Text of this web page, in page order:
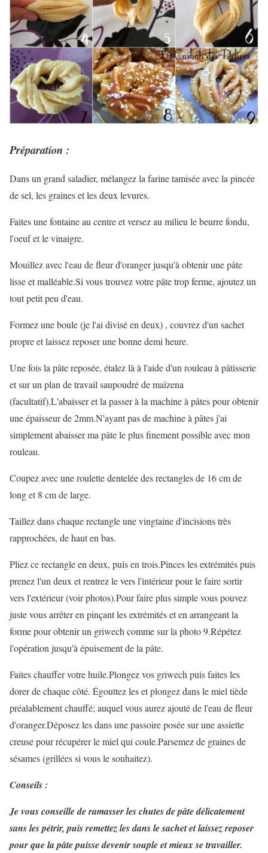
Préparation :
Dans un grand saladier, mélangez la farine tamisée avec la pincée
de sel, les graines et les deux levures.
Faites une fontaine au centre et versez au milieu le beurre fondu,
l'oeuf et le vinaigre.
Mouillez avec l'eau de fleur d'oranger jusqu'à obtenir une pâte
lisse et malléable.Si vous trouvez votre pâte trop ferme, ajoutez un
tout petit peu d'eau.
Formez une boule (je l'ai divisé en deux) , couvrez d'un sachet
propre et laissez reposer une bonne demi heure.
Une fois la pâte reposée, étalez là à l'aide d'un rouleau à pâtisserie
et sur un plan de travail saupoudré de maïzena
(facultatif).L'abaisser et la passer à la machine à pâtes pour obtenir
une épaisseur de 2mm.N'ayant pas de machine à pâtes j'ai
simplement abaisser ma pâte le plus finement possible avec mon
rouleau.
Coupez avec une roulette dentelée des rectangles de 16 cm de
long et 8 cm de large.
Taillez dans chaque rectangle une vingtaine d'incisions très
rapprochées, de haut en bas.
Pliez ce rectangle en deux, puis en trois.Pinces les extrémités puis
prenez l'un deux et rentrez le vers l'intérieur pour le faire sortir
vers l'extérieur (voir photos).Pour faire plus simple vous pouvez
juste vous arrêter en pinçant les extrémités et en arrangeant la
forme pour obtenir un griwech comme sur la photo 9.Répétez
l'opération jusqu'à épuisement de la pâte.
Faites chauffer votre huile.Plongez vos griwech puis faites les
dorer de chaque côté. Égouttez les et plongez dans le miel tiède
préalablement chauffé; auquel vous aurez ajouté de l'eau de fleur
d'oranger.Déposez les dans une passoire posée sur une assiette
creuse pour récupérer le miel qui coule.Parsemez de graines de
sésames (grillées si vous le souhaitez).
Conseils :
Je vous conseille de ramasser les chutes de pâte délicatement
sans les pétrir, puis remettez les dans le sachet et laissez reposer
pour que la pâte puisse devenir souple et mieux se travailler.